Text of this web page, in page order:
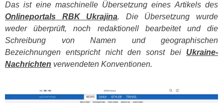
Das ist eine maschinelle Übersetzung eines Artikels des
Onlineportals RBKUkrajina. Die Übersetzung wurde
weder überprüft, noch redaktionell bearbeitet und die
Schreibung von Namen und geographischen
Bezeichnungen entspricht nicht den sonst bei Ukraine-
Nachrichten verwendeten Konventionen.